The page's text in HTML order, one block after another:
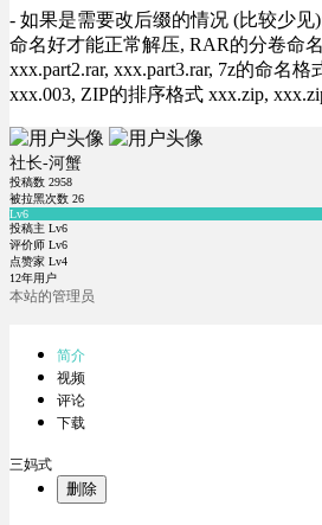
- 如果是需要改后缀的情况 (比较少
命名好才能正常解压, RAR的分卷命
xxx.part2.rar, xxx.part3.rar, 7z的命名格
xxx.003, ZIP的排序格式 xxx.zip,
社长-河蟹
投稿数 2958
被拉黑次数 26
Lv6
投稿主 Lv6
评价师 Lv6
点赞家 Lv4
12年用户
本站的管理员
简介
视频
评论
下载
三妈式
删除